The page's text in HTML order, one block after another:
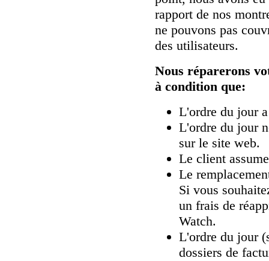
rapport de nos
ne pouvons pas
des utilisateurs.
Nous réparerons
à condition que:
L'ordre du jour
L'ordre du jour
sur le site web.
Le client
Le
Si vous
un frais de
Watch.
L'ordre du jour
dossiers de